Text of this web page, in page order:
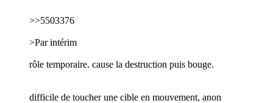
>>5503376
>Par intérim
rôle temporaire. cause la destruction puis bouge.
difficile de toucher une cible en mouvement, anon